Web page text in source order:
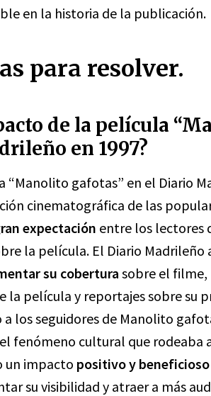
en la historia de la publicación.
para resolver.
de la película
en 1997?
“Manolito gafotas” en el Diario
cinematográfica de las
expectación entre los lectores
la película. El Diario Madrileño
su coberturasobre el
la película y reportajes sobre su
los seguidores de Manolito
fenómeno cultural que rodeaba
un impacto positivo y beneficioso
su visibilidad y atraer a más